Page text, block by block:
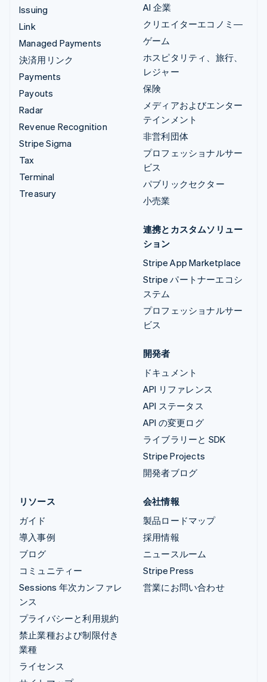
Issuing
Link
Managed Payments
決済用リンク
Payments
Payouts
Radar
Revenue Recognition
Stripe Sigma
Tax
Terminal
Treasury
AI 企業
クリエイターエコノミ―
ゲーム
ホスピタリティ、旅行、
レジャー
保険
メディアおよびエンター
テインメント
非営利団体
プロフェッショナルサー
ビス
パブリックセクター
小売業
連携とカスタムソリュー
ション
Stripe App Marketplace
Stripe パートナーエコシ
ステム
プロフェッショナルサー
ビス
開発者
ドキュメント
API リファレンス
API ステータス
API の変更ログ
ライブラリーと SDK
Stripe Projects
開発者ブログ
リソース
ガイド
導入事例
ブログ
コミュニティー
Sessions 年次カンファレ
ンス
プライバシーと利用規約
禁止業種および制限付き
業種
ライセンス
会社情報
製品ロードマップ
採用情報
ニュースルーム
Stripe Press
営業にお問い合わせ